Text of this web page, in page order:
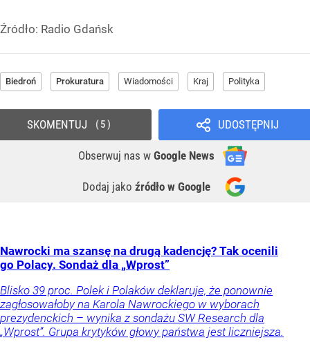
Źródło: Radio Gdańsk
Biedroń Prokuratura Wiadomości Kraj Polityka
UDOSTĘPNIJ
Obserwuj nas w Google News
Dodaj jako źródło w Google
SKOMENTUJ 5
Nawrocki ma szansę na drugą kadencję? Tak ocenili
go Polacy. Sondaż dla „Wprost”
Blisko 39 proc. Polek i Polaków deklaruje, że ponownie
zagłosowałoby na Karola Nawrockiego w wyborach
prezydenckich – wynika z sondażu SW Research dla
„Wprost”. Grupa krytyków głowy państwa jest liczniejsza.